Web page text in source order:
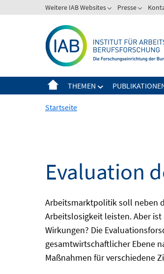
zum
Weitere IAB Websites Presse
THEMEN
Startseite
Evaluation
Arbeitsmarktpolitik soll neben
Arbeitslosigkeit leisten. Aber
Wirkungen? Die
gesamtwirtschaftlicher Ebene
Maßnahmen für verschiedene